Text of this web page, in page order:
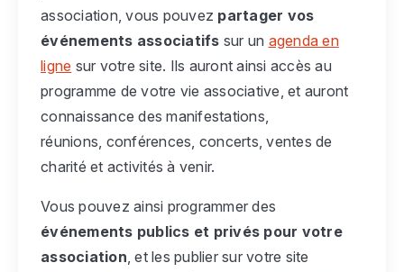
association, vous pouvez partager vos
événements associatifs sur un agenda en
ligne sur votre site. Ils auront ainsi accès au
programme de votre vie associative, et auront
connaissance des manifestations,
réunions, conférences, concerts, ventes de
charité et activités à venir.
Vous pouvez ainsi programmer des
événements publics et privés pour votre
association, et les publier sur votre site